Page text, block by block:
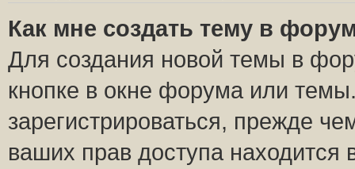
Как мне создать тему в
Для создания новой темы в
кнопке в окне форума или
зарегистрироваться, прежде
ваших прав доступа